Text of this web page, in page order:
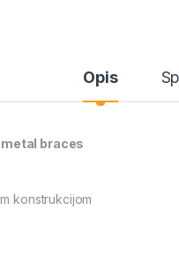
Opis
metal braces
konstrukcijom